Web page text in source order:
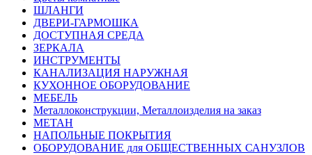
ШЛАНГИ
ДВЕРИ-ГАРМОШКА
ДОСТУПНАЯ СРЕДА
ЗЕРКАЛА
ИНСТРУМЕНТЫ
КАНАЛИЗАЦИЯ НАРУЖНАЯ
КУХОННОЕ ОБОРУДОВАНИЕ
МЕБЕЛЬ
Металлоконструкции, Металлоизделия на заказ
МЕТАН
НАПОЛЬНЫЕ ПОКРЫТИЯ
ОБОРУДОВАНИЕ для ОБЩЕСТВЕННЫХ САНУЗЛОВ